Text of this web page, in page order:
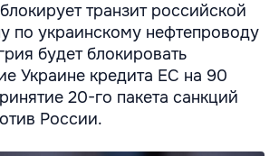
транзит российской
по украинскому нефтепроводу
будет блокировать
Украине кредита ЕС на 90
20-го пакета санкций
России.